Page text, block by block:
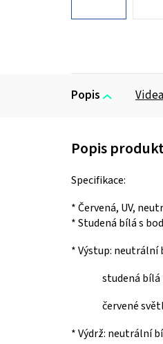
Popis
Specifikace:
* Červená, UV,
* Studená bílá s
* Výstup: neutrální
studená bílá
červené
* Výdrž: neutrální